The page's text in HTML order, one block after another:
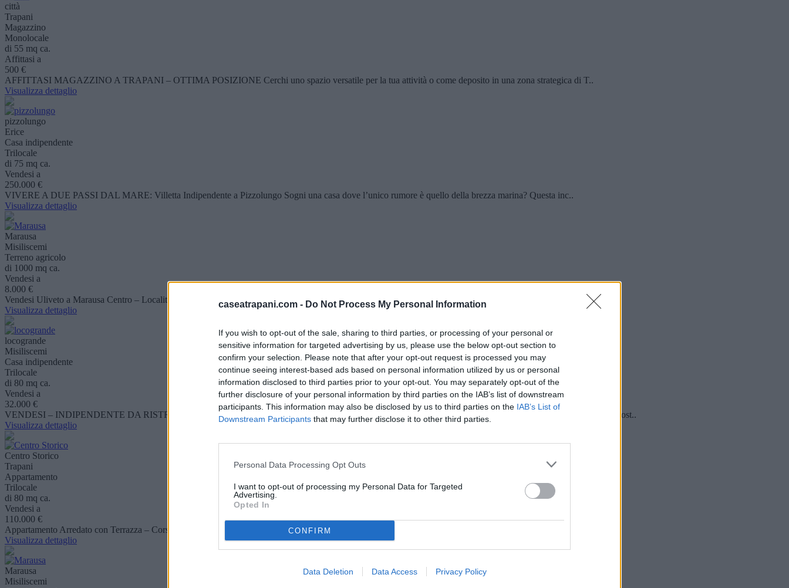
caseatrapani.com - Do Not Process My Personal Information
If you wish to opt-out of the sale, sharing to third parties, or processing of your personal or
sensitive information for targeted advertising by us, please use the below opt-out section to
confirm your selection. Please note that after your opt-out request is processed you may
continue seeing interest-based ads based on personal information utilized by us or personal
information disclosed to third parties prior to your opt-out. You may separately opt-out of the
further disclosure of your personal information by third parties on the IAB’s list of downstream
participants. This information may also be disclosed by us to third parties on the IAB’s List of
Downstream Participants that may further disclose it to other third parties.
Personal Data Processing Opt Outs
I want to opt-out of processing my Personal Data for Targeted
Advertising.
Opted In
CONFIRM
Data Deletion Data Access Privacy Policy
città
Trapani
Magazzino
Monolocale
di 55 mq ca.
Affittasi a
500 €
AFFITTASI MAGAZZINO A TRAPANI – OTTIMA POSIZIONE Cerchi uno spazio versatile per la tua attività o come deposito in una zona strategica di T..
Visualizza dettaglio
pizzolungo
Erice
Casa indipendente
Trilocale
di 75 mq ca.
Vendesi a
250.000 €
VIVERE A DUE PASSI DAL MARE: Villetta Indipendente a Pizzolungo Sogni una casa dove l’unico rumore è quello della brezza marina? Questa inc..
Visualizza dettaglio
Marausa
Misiliscemi
Terreno agricolo
di 1000 mq ca.
Vendesi a
8.000 €
Vendesi Uliveto a Marausa Centro – Località Seccia ?Proponiamo in vendita un interessante lotto di terreno agricolo situato in una posizione..
Visualizza dettaglio
locogrande
Misiliscemi
Casa indipendente
Trilocale
di 80 mq ca.
Vendesi a
32.000 €
VENDESI – INDIPENDENTE DA RISTRUTTURARE (COMUNE DI MISILISCEMI) Cerchi un progetto da trasformare nella tua casa in campagna. Questa propost..
Visualizza dettaglio
Centro Storico
Trapani
Appartamento
Trilocale
di 80 mq ca.
Vendesi a
110.000 €
Appartamento Arredato con Terrazza – Corso Vittorio Emanuele III ?Proponiamo in vendita un luminoso appartamento di circa 80 mq, situato in ..
Visualizza dettaglio
Marausa
Misiliscemi